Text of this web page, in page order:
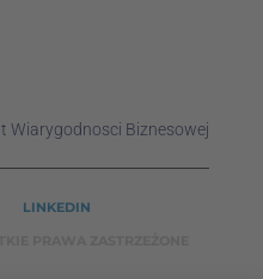
LINKEDIN